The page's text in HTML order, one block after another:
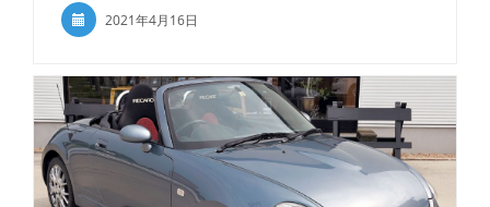
2021年4月16日